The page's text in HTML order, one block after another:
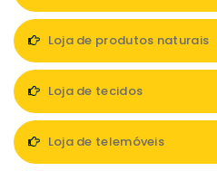
Loja de produtos naturais
Loja de tecidos
Loja de telemóveis